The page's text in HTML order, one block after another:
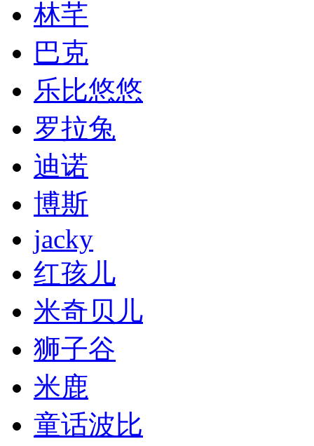
林芊
巴克
乐比悠悠
罗拉兔
迪诺
博斯
jacky
红孩儿
米奇贝儿
狮子谷
米鹿
童话波比